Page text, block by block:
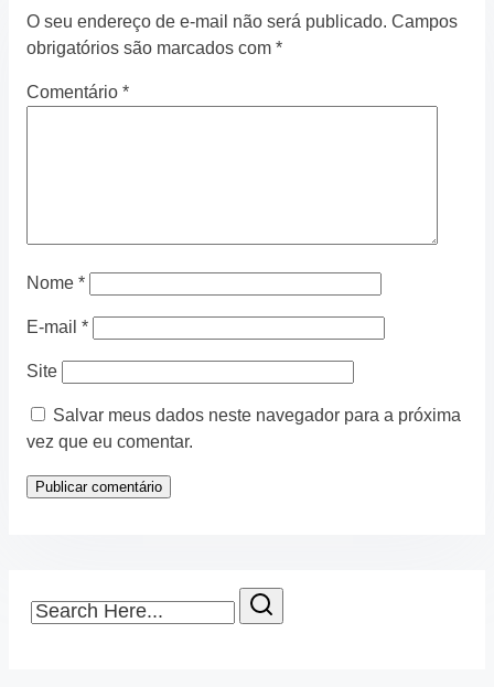
O seu endereço de e-mail não será publicado. Campos
obrigatórios são marcados com *
Comentário *
Nome *
E-mail *
Site
Salvar meus dados neste navegador para a próxima
vez que eu comentar.
Search
Here...